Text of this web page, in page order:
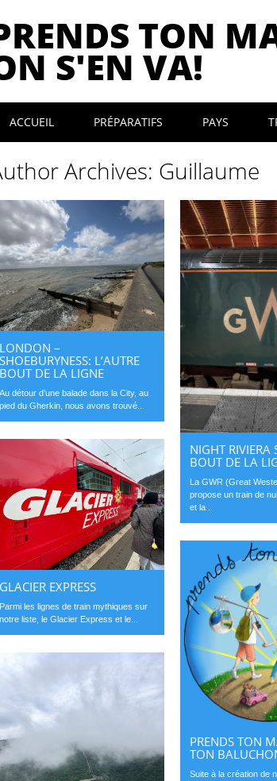
TON
S'EN VA!
Main menu
ACCUEIL PRÉPARATIFS PAYS
Archives: Guillaume
LONDON –
SHOEBURYNESS: L’AUTRE
BOUT DE LA LIGNE
Au détour d’une balade dans la City, au
pied du Gherkin, nous avons trouvé...
NIGHT RIVIERA
BOUT DE LA
La GWR (Great
propose un train de
et la...
GLACIER EXPRESS
Parmi les lignes de train mythiques sur
notre liste, le Glacier Express et le...
PRENDS TON
TON
Suite à la création de